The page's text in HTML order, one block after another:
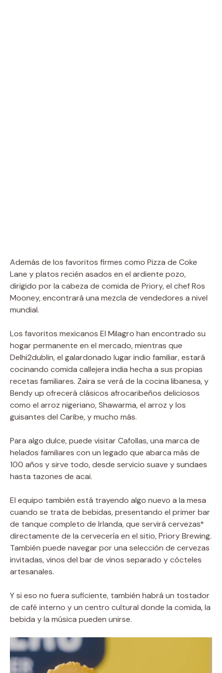
Además de los favoritos firmes como Pizza de Coke
Lane y platos recién asados ​​en el ardiente pozo,
dirigido por la cabeza de comida de Priory, el chef Ros
Mooney, encontrará una mezcla de vendedores a nivel
mundial.
Los favoritos mexicanos El Milagro han encontrado su
hogar permanente en el mercado, mientras que
Delhi2dublin, el galardonado lugar indio familiar, estará
cocinando comida callejera india hecha a sus propias
recetas familiares. Zaira se verá de la cocina libanesa, y
Bendy up ofrecerá clásicos afrocaribeños deliciosos
como el arroz nigeriano, Shawarma, el arroz y los
guisantes del Caribe, y mucho más.
Para algo dulce, puede visitar Cafollas, una marca de
helados familiares con un legado que abarca más de
100 años y sirve todo, desde servicio suave y sundaes
hasta tazones de acai.
El equipo también está trayendo algo nuevo a la mesa
cuando se trata de bebidas, presentando el primer bar
de tanque completo de Irlanda, que servirá cervezas*
directamente de la cervecería en el sitio, Priory Brewing.
También puede navegar por una selección de cervezas
invitadas, vinos del bar de vinos separado y cócteles
artesanales.
Y si eso no fuera suficiente, también habrá un tostador
de café interno y un centro cultural donde la comida, la
bebida y la música pueden unirse.